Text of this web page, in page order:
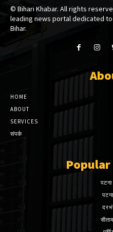
© Bihari Khabar. All rights
leading news portal dedicated
Bihar.
HOME
ABOUT
SERVICES
संपर्क
पटना
पटना